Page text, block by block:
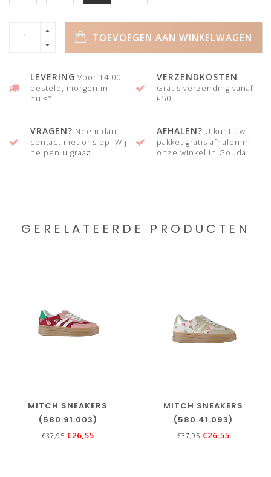
TOEVOEGEN AAN WINKELWAGEN
LEVERING Voor 14:00
besteld, morgen in
huis*
VERZENDKOSTEN
Gratis verzending vanaf
€50
VRAGEN? Neem dan
contact met ons op! Wij
helpen u graag.
AFHALEN? U kunt uw
pakket gratis afhalen in
onze winkel in Gouda!
GERELATEERDE PRODUCTEN
MITCH SNEAKERS
(580.91.003)
€37,95 €26,55
MITCH SNEAKERS
(580.41.093)
€37,95 €26,55